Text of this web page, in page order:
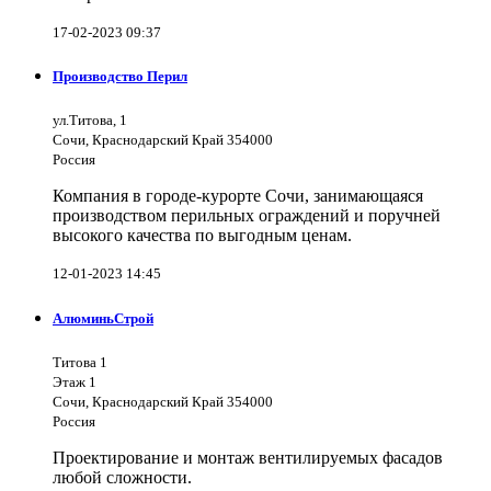
17-02-2023 09:37
Производство Перил
ул.Титова, 1
Сочи, Краснодарский Край 354000
Россия
Компания в городе-курорте Сочи, занимающаяся
производством перильных ограждений и поручней
высокого качества по выгодным ценам.
12-01-2023 14:45
АлюминьСтрой
Титова 1
Этаж 1
Сочи, Краснодарский Край 354000
Россия
Проектирование и монтаж вентилируемых фасадов
любой сложности.